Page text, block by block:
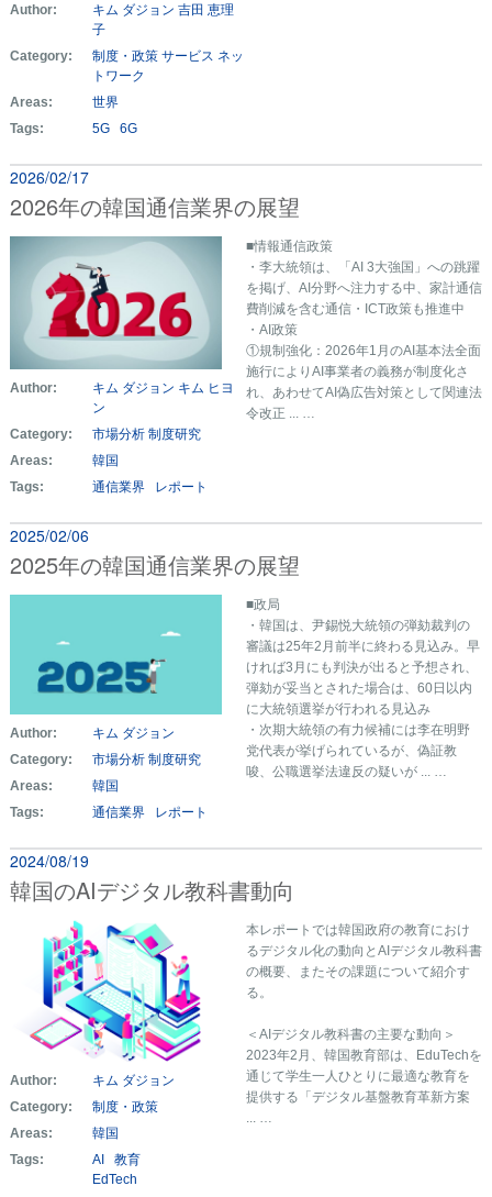
Author: キム ダジョン 吉田 恵理
子
Category:
制度・政策 サービス ネッ
トワーク
Areas:
世界
Tags:
5G 6G
2026/02/17
2026年の韓国通信業界の展望
■情報通信政策
・李大統領は、「AI 3大強国」への跳躍
を掲げ、AI分野へ注力する中、家計通信
費削減を含む通信・ICT政策も推進中
・AI政策
①規制強化：2026年1月のAI基本法全面
施行によりAI事業者の義務が制度化さ
れ、あわせてAI偽広告対策として関連法
令改正 ... …
Author: キム ダジョン キム ヒヨ
ン
Category:
市場分析 制度研究
Areas:
韓国
Tags:
通信業界 レポート
2025/02/06
2025年の韓国通信業界の展望
■政局
・韓国は、尹錫悦大統領の弾劾裁判の
審議は25年2月前半に終わる見込み。早
ければ3月にも判決が出ると予想され、
弾劾が妥当とされた場合は、60日以内
に大統領選挙が行われる見込み
・次期大統領の有力候補には李在明野
党代表が挙げられているが、偽証教
唆、公職選挙法違反の疑いが ... …
Author:
キム ダジョン
Category:
市場分析 制度研究
Areas:
韓国
Tags:
通信業界 レポート
2024/08/19
韓国のAIデジタル教科書動向
本レポートでは韓国政府の教育におけ
るデジタル化の動向とAIデジタル教科書
の概要、またその課題について紹介す
る。
＜AIデジタル教科書の主要な動向＞
2023年2月、韓国教育部は、EduTechを
通じて学生一人ひとりに最適な教育を
提供する「デジタル基盤教育革新方案
... …
Author:
キム ダジョン
Category:
制度・政策
Areas:
韓国
Tags:
AI
教育
EdTech